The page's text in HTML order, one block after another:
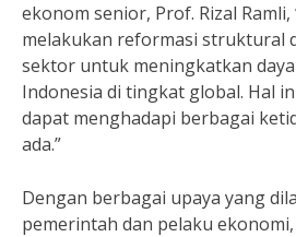
ekonom senior, Prof. Rizal Ramli,
melakukan reformasi struktural
sektor untuk meningkatkan
Indonesia di tingkat global. Hal
dapat menghadapi berbagai
ada.”
Dengan berbagai upaya yang
pemerintah dan pelaku